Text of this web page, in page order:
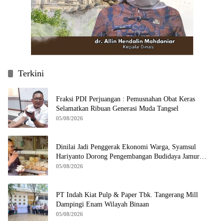
Terkini
Fraksi PDI Perjuangan : Pemusnahan Obat Keras
Selamatkan Ribuan Generasi Muda Tangsel
05/08/2026
Dinilai Jadi Penggerak Ekonomi Warga, Syamsul
Hariyanto Dorong Pengembangan Budidaya Jamur
Crispy di Serpong
05/08/2026
PT Indah Kiat Pulp & Paper Tbk. Tangerang Mill
Dampingi Enam Wilayah Binaan
05/08/2026